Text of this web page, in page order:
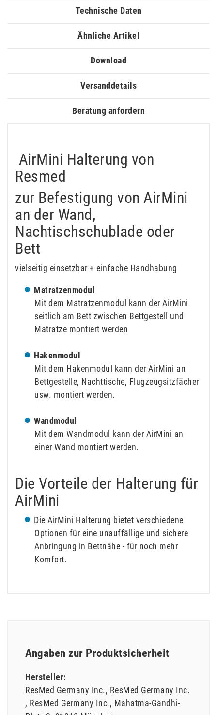
Technische Daten
Ähnliche Artikel
Download
Versanddetails
Beratung anfordern
AirMini Halterung von
Resmed
zur Befestigung von AirMini
an der Wand,
Nachtischschublade oder
Bett
vielseitig einsetzbar + einfache Handhabung
Matratzenmodul
Mit dem Matratzenmodul kann der AirMini
seitlich am Bett zwischen Bettgestell und
Matratze montiert werden
Hakenmodul
Mit dem Hakenmodul kann der AirMini an
Bettgestelle, Nachttische, Flugzeugsitzfächer
usw. montiert werden.
Wandmodul
Mit dem Wandmodul kann der AirMini an
einer Wand montiert werden.
Die Vorteile der Halterung für
AirMini
Die AirMini Halterung bietet verschiedene
Optionen für eine unauffällige und sichere
Anbringung in Bettnähe - für noch mehr
Komfort.
Angaben zur Produktsicherheit
Hersteller:
ResMed Germany Inc. ResMed Germany Inc.
ResMed Germany Inc. Mahatma-Gandhi-